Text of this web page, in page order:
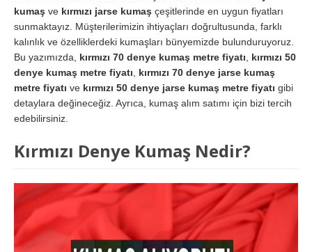
kumaş ve kırmızı jarse kumaş çeşitlerinde en uygun fiyatları
sunmaktayız. Müşterilerimizin ihtiyaçları doğrultusunda, farklı
kalınlık ve özelliklerdeki kumaşları bünyemizde bulunduruyoruz.
Bu yazımızda, kırmızı 70 denye kumaş metre fiyatı
kırmızı 50
denye kumaş metre fiyatı
kırmızı 70 denye jarse kumaş
metre fiyatı ve kırmızı 50 denye jarse kumaş metre fiyatı gibi
detaylara değineceğiz. Ayrıca, kumaş alım satımı için bizi tercih
edebilirsiniz.
Kırmızı Denye Kumaş Nedir?